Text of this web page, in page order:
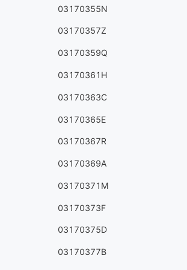
03170355N
03170357Z
03170359Q
03170361H
03170363C
03170365E
03170367R
03170369A
03170371M
03170373F
03170375D
03170377B